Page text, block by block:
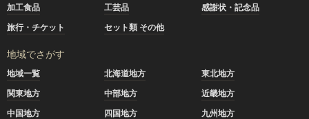
加工食品
工芸品
感謝状・記念品
旅行・チケット
セット類 その他
地域でさがす
地域一覧 北海道地方
東北地方
関東地方
中部地方
近畿地方
中国地方
四国地方 九州地方